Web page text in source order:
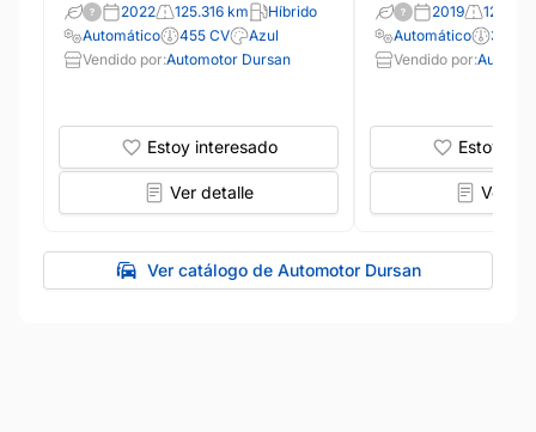
2022 125.316 km
Híbrido
Automático
455 CV
Azul
Vendido por:Automotor Dursan
Estoy interesado
Ver detalle
2019
Automático
390
Vendido por:
Estoy
Ver
Ver catálogo de Automotor Dursan